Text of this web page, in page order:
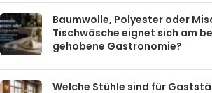
Baumwolle, Polyester oder
Tischwäsche eignet sich am
gehobene Gastronomie?
Welche Stühle sind für